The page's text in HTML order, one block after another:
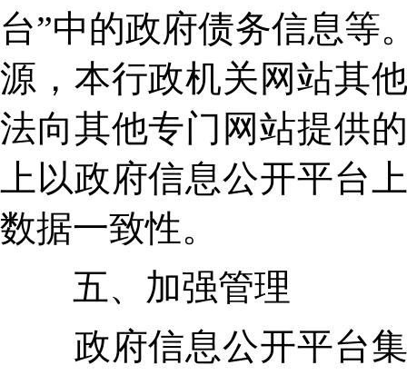
台”中的政府债务信息等
源，本行政机关网站其
法向其他专门网站提供
上以政府信息公开平台
数据一致性。
五、加强管理
政府信息公开平台集